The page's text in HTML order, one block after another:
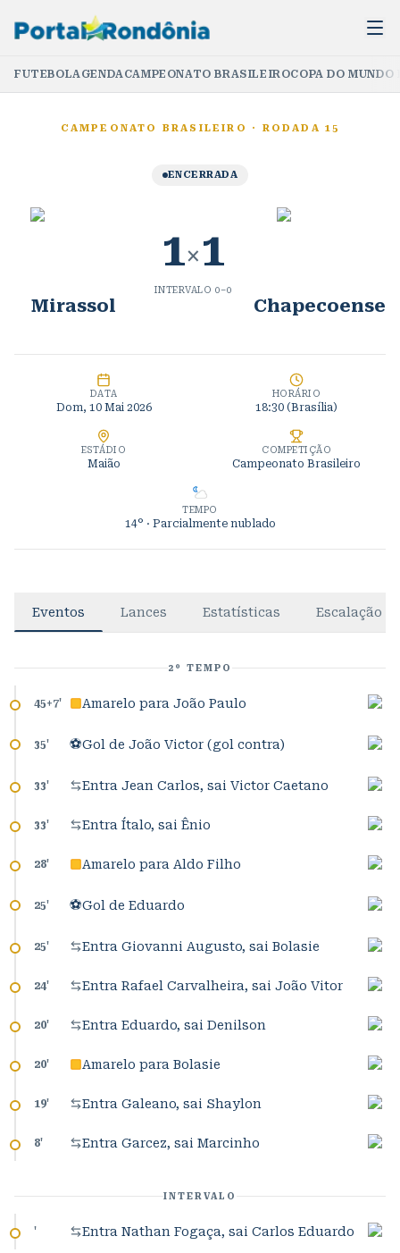
FUTEBOLAGENDACAMPEONATO BRASILEIROCOPA DO
CAMPEONATO BRASILEIRO · RODADA 15
ENCERRADA
Mirassol
1×1
INTERVALO 0–0
Chapecoense
DATA
Dom, 10 Mai 2026
HORÁRIO
18:30 (Brasília)
ESTÁDIO
Maião
COMPETIÇÃO
Campeonato Brasileiro
TEMPO
14° · Parcialmente nublado
Eventos Lances Estatísticas Escalação
2º TEMPO
45+7' Amarelo para João Paulo
35' ⚽Gol de João Victor (gol contra)
33' Entra Jean Carlos, sai Victor Caetano
33' Entra Ítalo, sai Ênio
28' Amarelo para Aldo Filho
25' ⚽Gol de Eduardo
25' Entra Giovanni Augusto, sai Bolasie
24' Entra Rafael Carvalheira, sai João Vitor
20' Entra Eduardo, sai Denilson
20' Amarelo para Bolasie
19' Entra Galeano, sai Shaylon
8' Entra Garcez, sai Marcinho
INTERVALO
' Entra Nathan Fogaça, sai Carlos Eduardo